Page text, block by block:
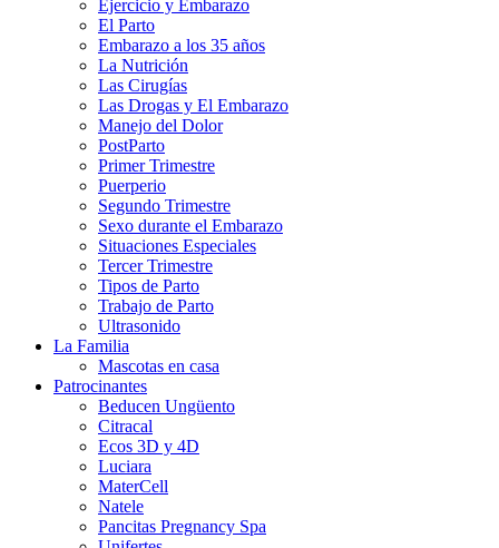
Ejercicio y Embarazo
El Parto
Embarazo a los 35 años
La Nutrición
Las Cirugías
Las Drogas y El Embarazo
Manejo del Dolor
PostParto
Primer Trimestre
Puerperio
Segundo Trimestre
Sexo durante el Embarazo
Situaciones Especiales
Tercer Trimestre
Tipos de Parto
Trabajo de Parto
Ultrasonido
La Familia
Mascotas en casa
Patrocinantes
Beducen Ungüento
Citracal
Ecos 3D y 4D
Luciara
MaterCell
Natele
Pancitas Pregnancy Spa